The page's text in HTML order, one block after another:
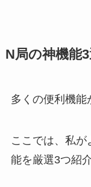
N局の神機能
多くの便利機能
ここでは、私
能を厳選3つ紹